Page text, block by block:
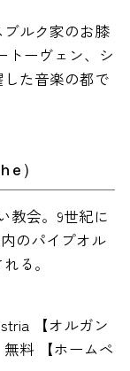
ルク家のお膝
トーヴェン、シ
た音楽の都で
）
教会。9世紀に
のパイプオル
る。
【オルガン
無料 【ホームペ